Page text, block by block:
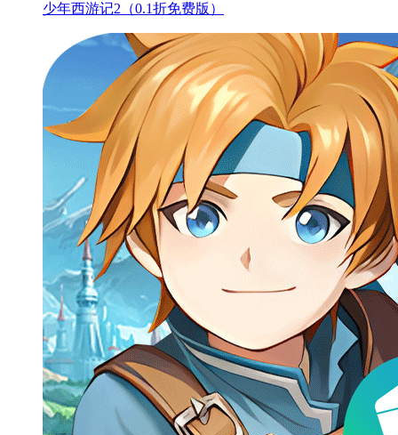
少年西游记2（0.1折免费版）